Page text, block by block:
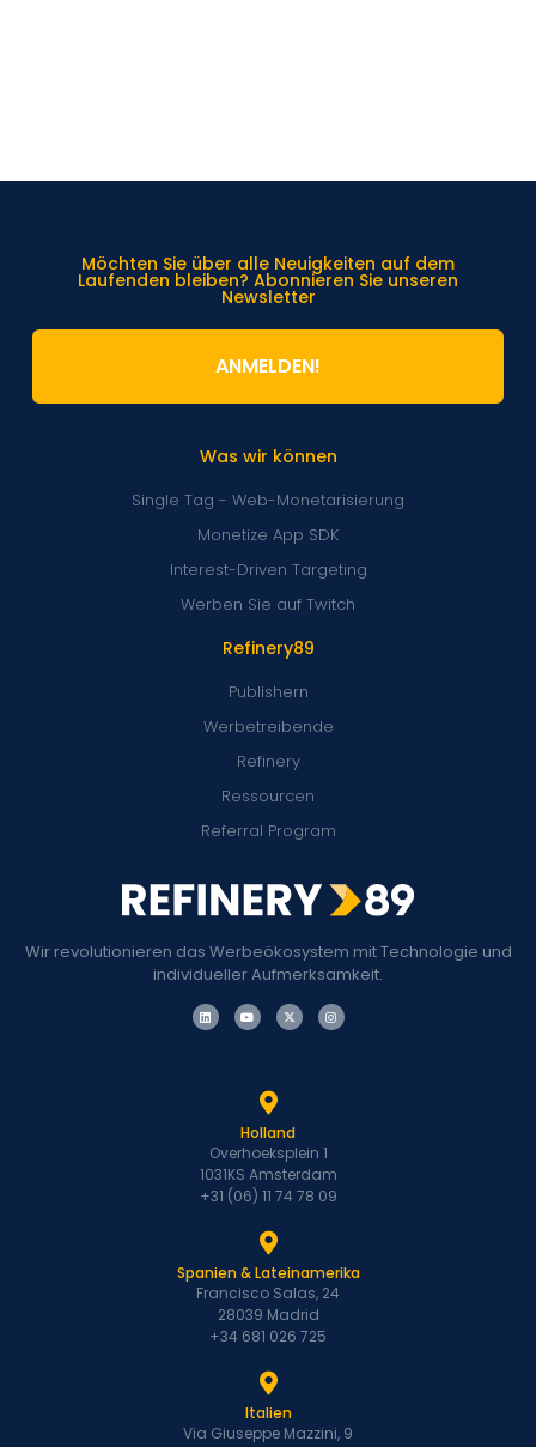
Wir revolutionieren das Werbeökosystem mit Technologie und
individueller Aufmerksamkeit.
Refinery89
Publishern
Werbetreibende
Refinery
Ressourcen
Referral Program
Was wir können
Single Tag - Web-Monetarisierung
Monetize App SDK
Interest-Driven Targeting
Werben Sie auf Twitch
Möchten Sie über alle Neuigkeiten auf dem
Laufenden bleiben? Abonnieren Sie unseren
Newsletter
ANMELDEN!
Holland
Overhoeksplein 1
1031KS Amsterdam
+31 (06) 11 74 78 09
Spanien & Lateinamerika
Francisco Salas, 24
28039 Madrid
+34 681 026 725
Italien
Via Giuseppe Mazzini, 9